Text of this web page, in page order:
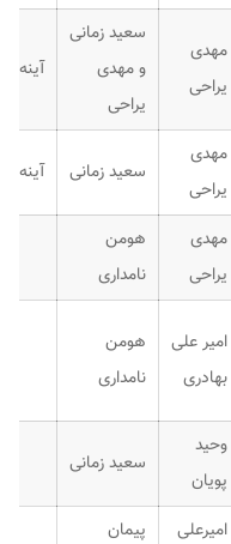
مهدی
یراحی
سعید زمانی
و مهدی
یراحی
آینه
مهدی
یراحی
سعید زمانی آینه
مهدی
یراحی
هومن
نامداری
امیر علی
بهادری
هومن
نامداری
وحید
پویان
سعید زمانی
امیرعلی
پیمان